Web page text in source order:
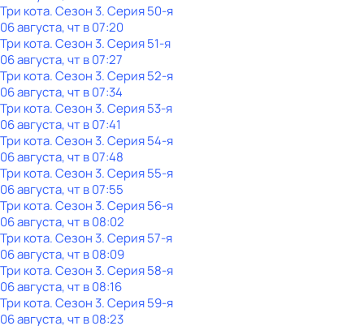
Три кота. Сезон 3. Серия 50-я
06 августа, чт в 07:20
Три кота. Сезон 3. Серия 51-я
06 августа, чт в 07:27
Три кота. Сезон 3. Серия 52-я
06 августа, чт в 07:34
Три кота. Сезон 3. Серия 53-я
06 августа, чт в 07:41
Три кота. Сезон 3. Серия 54-я
06 августа, чт в 07:48
Три кота. Сезон 3. Серия 55-я
06 августа, чт в 07:55
Три кота. Сезон 3. Серия 56-я
06 августа, чт в 08:02
Три кота. Сезон 3. Серия 57-я
06 августа, чт в 08:09
Три кота. Сезон 3. Серия 58-я
06 августа, чт в 08:16
Три кота. Сезон 3. Серия 59-я
06 августа, чт в 08:23